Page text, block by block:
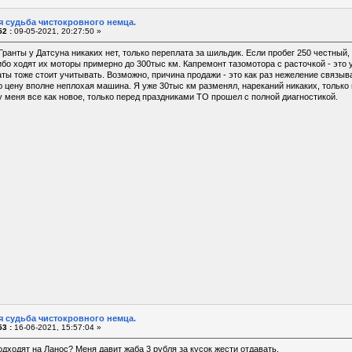
судьба чистокровного немца.
:09-05-2021, 20:27:50 »
у Датсуна никаких нет, только переплата за шильдик. Если пробег 250
ходят их моторы примерно до 300тыс км. Капремонт тазомотора с расточкой -
тоже стоит учитывать. Возможно, причина продажи - это как раз нежеление
цену вполне неплохая машина. Я уже 30тыс км разменял, нареканий никаких,
все как новое, только перед праздниками ТО прошел с полной диагностикой.
судьба чистокровного немца.
:16-06-2021, 15:57:04 »
на Ланос? Меня давит жаба 3 рубля за кусок жести отдавать.